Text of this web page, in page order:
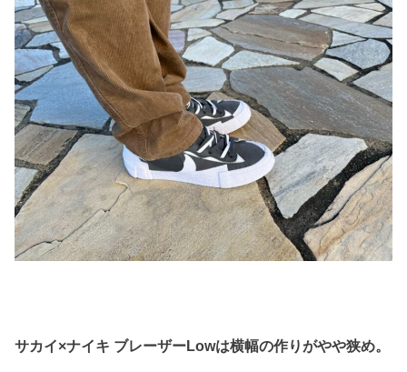
サカイ×ナイキ ブレーザーLowは横幅の作りがやや狭め。